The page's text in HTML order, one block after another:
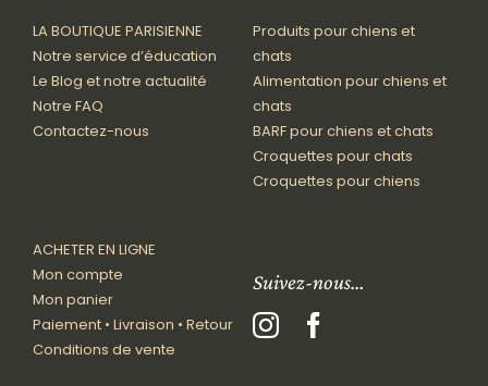
Suivez-nous…
LA BOUTIQUE PARISIENNE
Notre service d’éducation
Le Blog et notre actualité
Notre FAQ
Contactez-nous
Produits pour chiens et
chats
Alimentation pour chiens et
chats
BARF pour chiens et chats
Croquettes pour chats
Croquettes pour chiens
ACHETER EN LIGNE
Mon compte
Mon panier
Paiement • Livraison • Retour
Conditions de vente